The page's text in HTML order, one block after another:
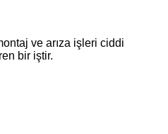
ve arıza işleri ciddi
bir iştir.